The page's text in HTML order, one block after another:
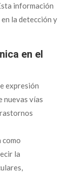
información
la detección y
en el
expresión
nuevas vías
como
la